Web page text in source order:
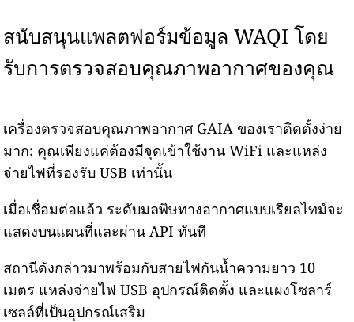
สนับสนุนแพลตฟอร์มข้อมูล WAQI โดย
รับการตรวจสอบคุณภาพอากาศของคุณ
เครื่องตรวจสอบคุณภาพอากาศ GAIA ของเราติดตั้งง่าย
มาก: คุณเพียงแค่ต้องมีจุดเข้าใช้งาน WiFi และแหล่ง
จ่ายไฟที่รองรับ USB เท่านั้น
เมื่อเชื่อมต่อแล้ว ระดับมลพิษทางอากาศแบบเรียลไทม์จะ
แสดงบนแผนที่และผ่าน API ทันที
สถานีดังกล่าวมาพร้อมกับสายไฟกันน้ำความยาว 10
เมตร แหล่งจ่ายไฟ USB อุปกรณ์ติดตั้ง และแผงโซลาร์
เซลล์ที่เป็นอุปกรณ์เสริม